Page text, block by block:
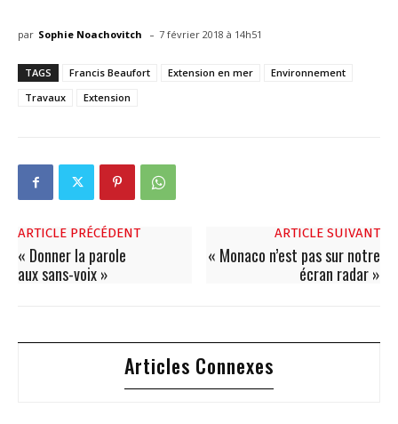
par Sophie Noachovitch - 7 février 2018 à 14h51
TAGS Francis Beaufort Extension en mer
Environnement
Travaux
Extension
ARTICLE PRÉCÉDENT
« Donner la parole
aux sans-voix »
ARTICLE SUIVANT
« Monaco n’est pas sur notre
écran radar »
Articles Connexes